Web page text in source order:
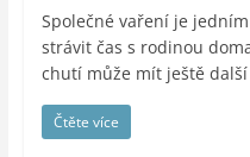
Společné vaření je
strávit čas s rodinou
chutí může mít ještě další
Čtěte více